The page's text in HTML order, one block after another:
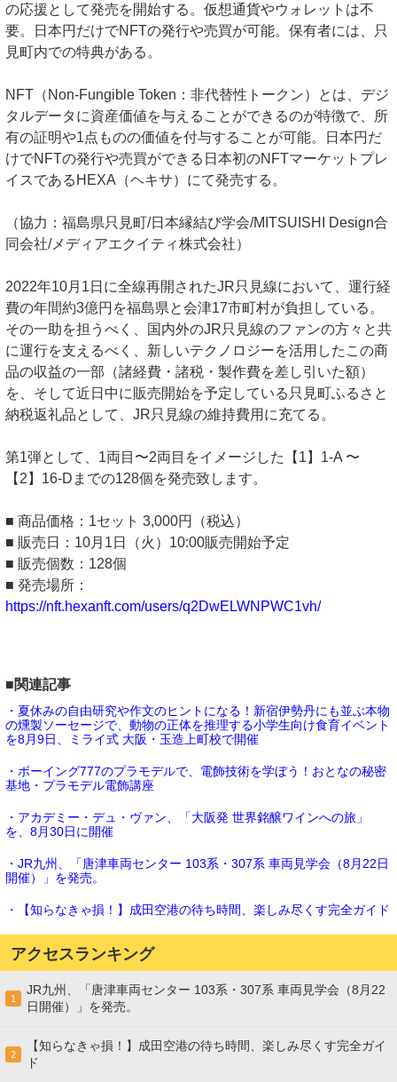
の応援として発売を開始する。仮想通貨やウォレットは不
要。日本円だけでNFTの発行や売買が可能。保有者には、只
見町内での特典がある。
NFT（Non-Fungible Token：非代替性トークン）とは、デジ
タルデータに資産価値を与えることができるのが特徴で、所
有の証明や1点ものの価値を付与することが可能。日本円だ
けでNFTの発行や売買ができる日本初のNFTマーケットプレ
イスであるHEXA（ヘキサ）にて発売する。
（協力：福島県只見町/日本縁結び学会/MITSUISHI Design合
同会社/メディアエクイティ株式会社）
2022年10月1日に全線再開されたJR只見線において、運行経
費の年間約3億円を福島県と会津17市町村が負担している。
その一助を担うべく、国内外のJR只見線のファンの方々と共
に運行を支えるべく、新しいテクノロジーを活用したこの商
品の収益の一部（諸経費・諸税・製作費を差し引いた額）
を、そして近日中に販売開始を予定している只見町ふるさと
納税返礼品として、JR只見線の維持費用に充てる。
第1弾として、1両目〜2両目をイメージした【1】1-A 〜
【2】16-Dまでの128個を発売致します。
■ 商品価格：1セット 3,000円（税込）
■ 販売日：10月1日（火）10:00販売開始予定
■ 販売個数：128個
■ 発売場所：
https://nft.hexanft.com/users/q2DwELWNPWC1vh/
■関連記事
・夏休みの自由研究や作文のヒントになる！新宿伊勢丹にも並ぶ本物
の燻製ソーセージで、動物の正体を推理する小学生向け食育イベント
を8月9日、ミライ式 大阪・玉造上町校で開催
・ボーイング777のプラモデルで、電飾技術を学ぼう！おとなの秘密
基地・プラモデル電飾講座
・アカデミー・デュ・ヴァン、「大阪発 世界銘醸ワインへの旅」
を、8月30日に開催
・JR九州、「唐津車両センター 103系・307系 車両見学会（8月22日
開催）」を発売。
・【知らなきゃ損！】成田空港の待ち時間、楽しみ尽くす完全ガイド
アクセスランキング
1
JR九州、「唐津車両センター 103系・307系 車両見学会（8月22
日開催）」を発売。
2
【知らなきゃ損！】成田空港の待ち時間、楽しみ尽くす完全ガイ
ド